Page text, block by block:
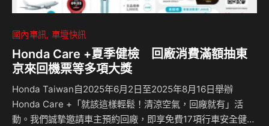
國內車訊 車壇快訊
Honda Care +夏季健檢 回廠消費滿額抽東
京來回機票等多項大獎
Honda Taiwan自2025年6月2日至2025年8月16日舉辦
Honda Care +「就該這樣輕鬆！清涼空氣，回廠就有」活
動。我們誠摯邀請車主預約回廠，即享免費17項行車安全健檢